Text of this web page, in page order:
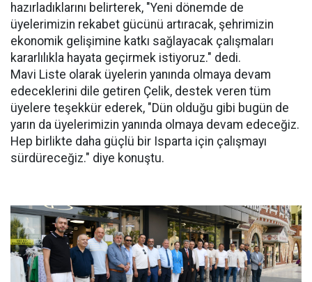
hazırladıklarını belirterek, "Yeni dönemde de
üyelerimizin rekabet gücünü artıracak, şehrimizin
ekonomik gelişimine katkı sağlayacak çalışmaları
kararlılıkla hayata geçirmek istiyoruz." dedi.
Mavi Liste olarak üyelerin yanında olmaya devam
edeceklerini dile getiren Çelik, destek veren tüm
üyelere teşekkür ederek, "Dün olduğu gibi bugün de
yarın da üyelerimizin yanında olmaya devam edeceğiz.
Hep birlikte daha güçlü bir Isparta için çalışmayı
sürdüreceğiz." diye konuştu.